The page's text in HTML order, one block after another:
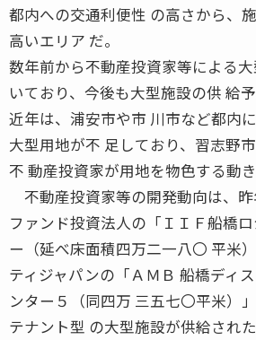
都内への交通利便性 の高さから、
高いエリア だ。
数年前から不動産投資家等による
いており、今後も大型施設の供 給
近年は、浦安市や市 川市など都内
大型用地が不 足しており、習志野
不 動産投資家が用地を物色する動き
不動産投資家等の開発動向は、
ファンド投資法人の「ＩＩＦ船橋
ー（延べ床面積四万二一八〇 平米
ティジャパンの「ＡＭＢ 船橋ディ
ンター５（同四万 三五七〇平米）
テナント型 の大型施設が供給された